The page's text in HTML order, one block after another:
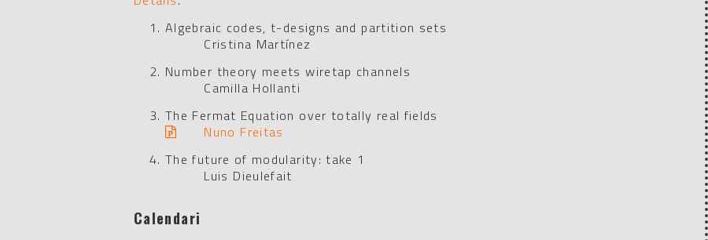
Algebraic codes, t-designs and partition sets
Cristina Martínez
Number theory meets wiretap channels
Camilla Hollanti
The Fermat Equation over totally real fields
Nuno Freitas
The future of modularity: take 1
Luis Dieulefait
Calendari